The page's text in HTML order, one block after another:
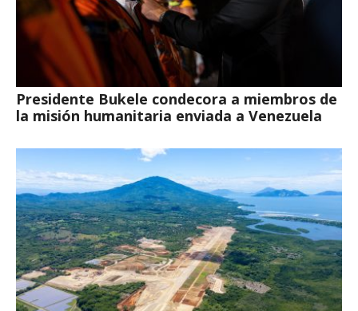
Presidente Bukele condecora a miembros de
la misión humanitaria enviada a Venezuela